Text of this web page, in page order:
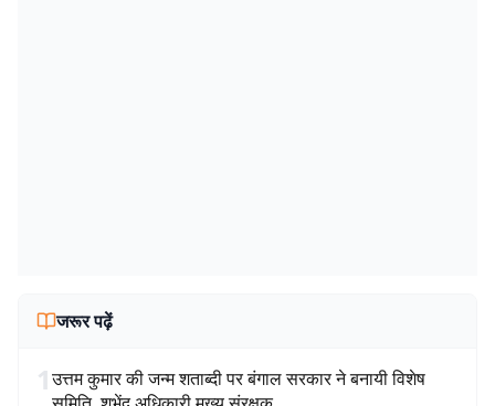
जरूर पढ़ें
1उत्तम कुमार की जन्म शताब्दी पर बंगाल सरकार ने बनायी विशेष